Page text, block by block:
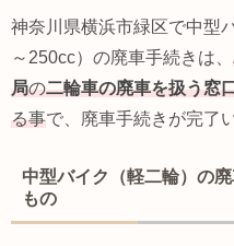
神奈川県横浜市緑区で中型
～250cc）の廃車手続きは、
局の二輪車の廃車を扱う窓
る事で、廃車手続きが完了
中型バイク（軽二輪）の
もの